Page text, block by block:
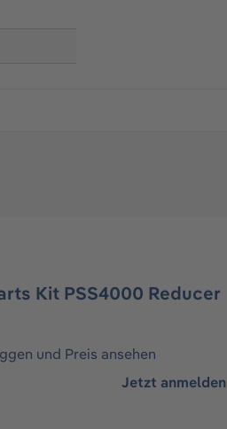
Kit PSS4000 Reducer
und Preis ansehen
Jetzt anmelden